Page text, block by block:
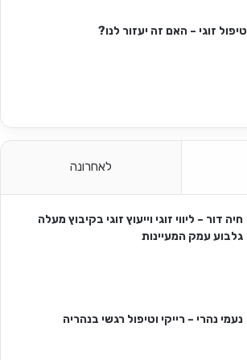
טיפול זוגי – האם זה יעזור לנו?
לאחרונה
חיה דור – ליווי זוגי וייעוץ זוגי בקיבוץ מעלה
גלבוע עמק המעיינות
נעמי נהרי – רייקי וטיפול רגשי בנהריה